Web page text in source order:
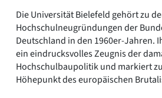
Suchbegriff eingeben
Die Universität Bielefeld gehört zu
Hochschulneugründungen der
Deutschland in den 1960er-Jahren.
ein eindrucksvolles Zeugnis der
Hochschulbaupolitik und markiert
Höhepunkt des europäischen